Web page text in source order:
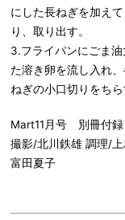
にした長ねぎを加え
り、取り出す。
3.フライパンにごま
た溶き卵を流し入れ
ねぎの小口切りをちら
Mart11月号 別冊付
撮影/北川鉄雄 調理/上
富田夏子